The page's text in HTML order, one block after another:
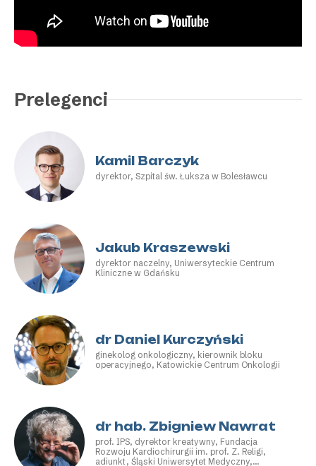
Prelegenci
Kamil Barczyk
dyrektor, Szpital św. Łuksza w Bolesławcu
Jakub Kraszewski
dyrektor naczelny, Uniwersyteckie Centrum
Kliniczne w Gdańsku
dr Daniel Kurczyński
ginekolog onkologiczny, kierownik bloku
operacyjnego, Katowickie Centrum Onkologii
dr hab. Zbigniew Nawrat
prof. IPS, dyrektor kreatywny, Fundacja
Rozwoju Kardiochirurgii im. prof. Z. Religi,
adiunkt, Śląski Uniwersytet Medyczny,